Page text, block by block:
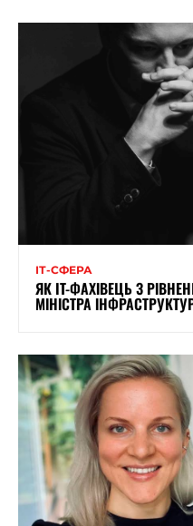
ІТ-СФЕРА
ЯК IT-ФАХІВЕЦЬ З
МІНІСТРА